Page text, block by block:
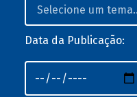
Data da Publicação: